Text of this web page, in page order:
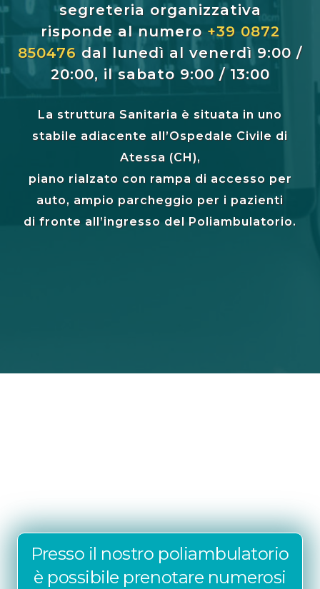
segreteria organizzativa
risponde al numero +39 0872
850476 dal lunedì al venerdì 9:00 /
20:00, il sabato 9:00 / 13:00
La struttura Sanitaria è situata in uno
stabile adiacente all’Ospedale Civile di
Atessa (CH),
piano rialzato con rampa di accesso per
auto, ampio parcheggio per i pazienti
di fronte all’ingresso del Poliambulatorio.
Presso il nostro poliambulatorio
è possibile prenotare numerosi